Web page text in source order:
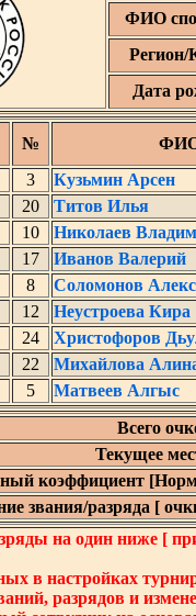
ФИО
Регион/
Дата
№ ФИО
3 Кузьмин Арсен
20 Титов Илья
10 Николаев
17 Иванов Валерий
8 Соломонов
12 Неустроева Кира
24 Христофоров
22 Михайлова
5 Матвеев Алгыс
Всего
Текущее
коэффициент
звания/разряда [
на один ниже [
в настройках
разрядов и